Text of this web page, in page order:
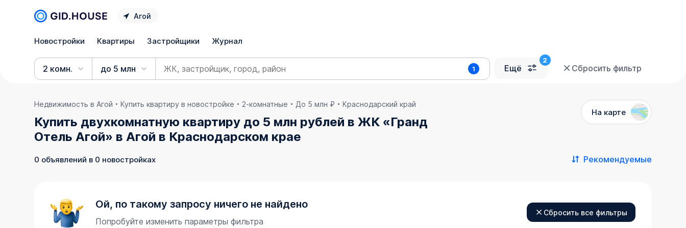
Агой
Новостройки Квартиры Застройщики Журнал
2 комн. до 5 млн 1 Ещё Сбросить фильтр
Недвижимость в Агой Купить квартиру в новостройке 2-комнатные До 5 млн ₽ Краснодарский край
Купить двухкомнатную квартиру до 5 млн рублей в ЖК «Гранд
Отель Агой» в Агой в Краснодарском крае
На карте
0 объявлений в 0 новостройках Рекомендуемые
Ой, по такому запросу ничего не найдено
Попробуйте изменить параметры фильтра
Сбросить все фильтры